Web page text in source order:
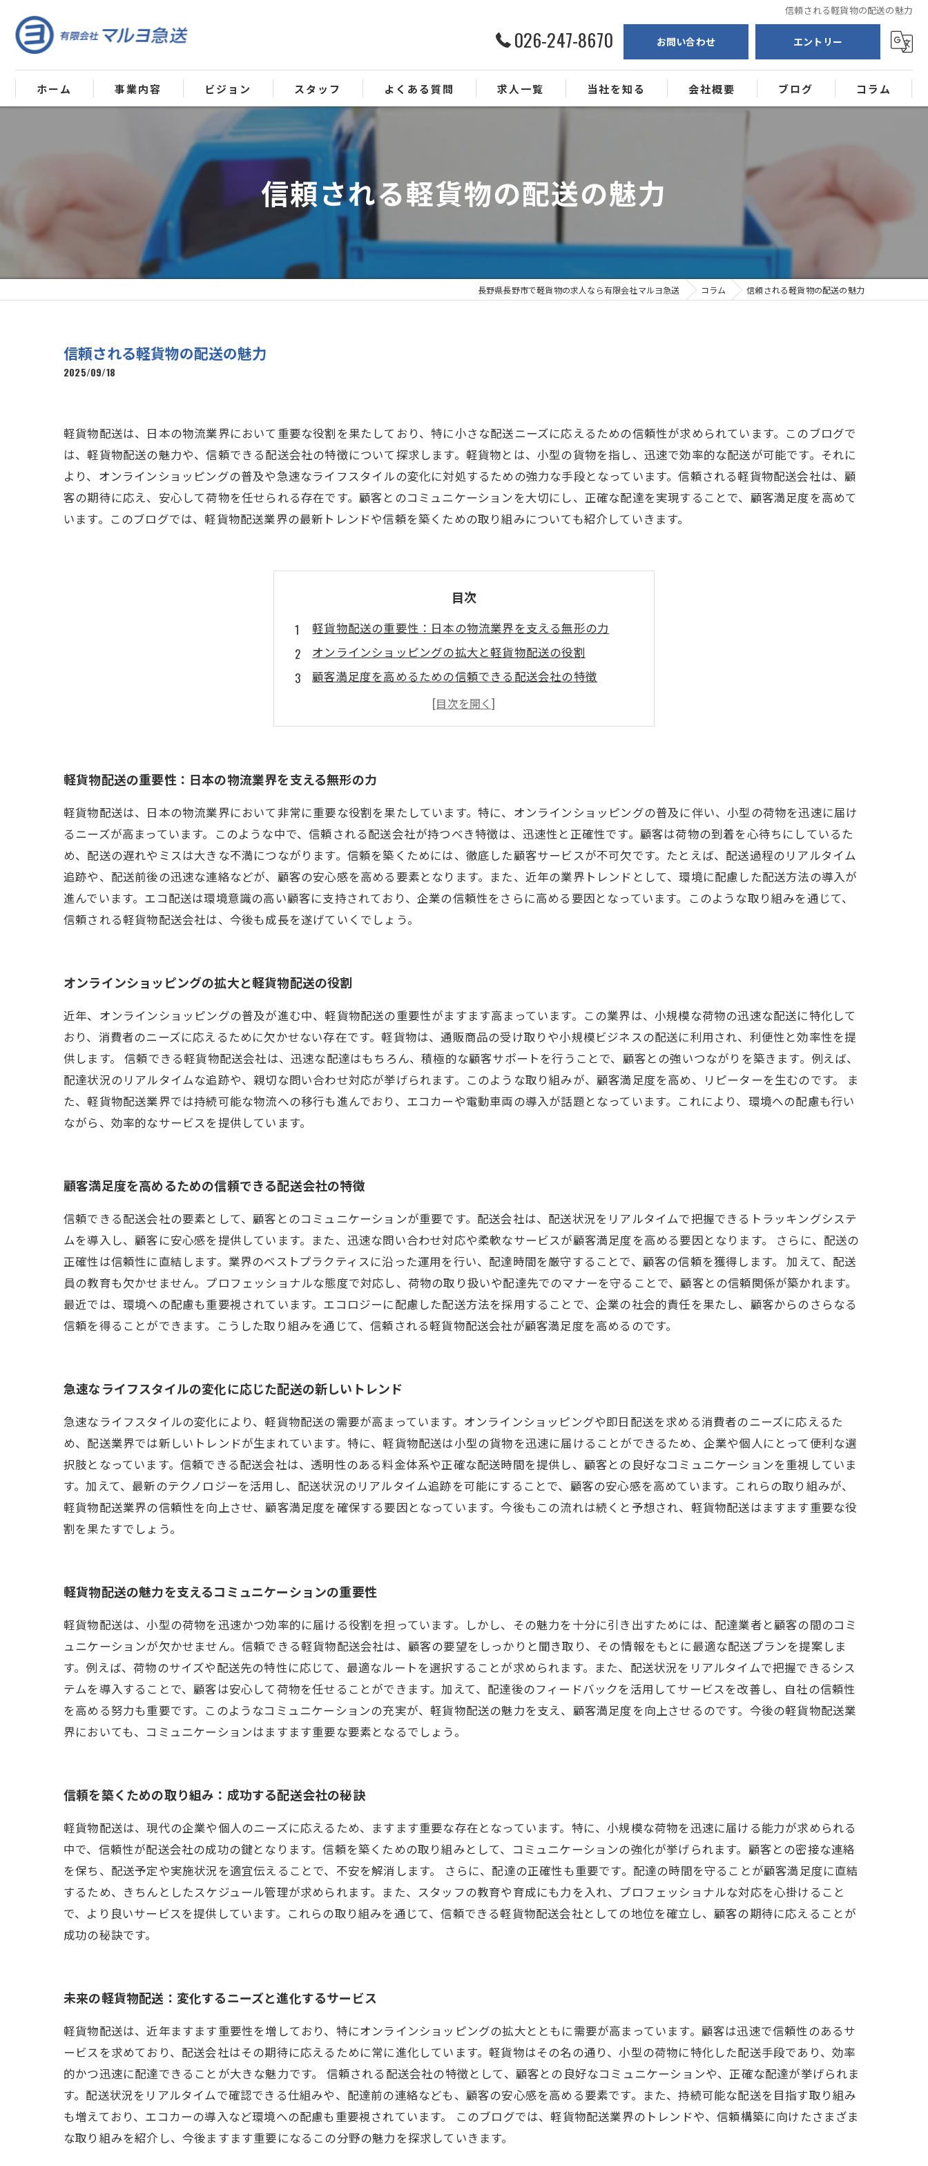
信頼される軽貨物の配送の魅力
026-247-8670 お問い合わせ エントリー
ホーム 事業内容 ビジョン スタッフ よくある質問 求人一覧 当社を知る
業務委託
会社概要 ブログ コラム
信頼される軽貨物の配送の魅力
長野県長野市で軽貨物の求人なら有限会社マルヨ急送 コラム 信頼される軽貨物の配送の魅力
信頼される軽貨物の配送の魅力
2025/09/18
軽貨物配送は、日本の物流業界において重要な役割を果たしており、特に小さな配送ニーズに応えるための信頼性が求められています。このブログで
は、軽貨物配送の魅力や、信頼できる配送会社の特徴について探求します。軽貨物とは、小型の貨物を指し、迅速で効率的な配送が可能です。それに
より、オンラインショッピングの普及や急速なライフスタイルの変化に対処するための強力な手段となっています。信頼される軽貨物配送会社は、顧
客の期待に応え、安心して荷物を任せられる存在です。顧客とのコミュニケーションを大切にし、正確な配達を実現することで、顧客満足度を高めて
います。このブログでは、軽貨物配送業界の最新トレンドや信頼を築くための取り組みについても紹介していきます。
目次
軽貨物配送の重要性：日本の物流業界を支える無形の力
オンラインショッピングの拡大と軽貨物配送の役割
顧客満足度を高めるための信頼できる配送会社の特徴
急速なライフスタイルの変化に応じた配送の新しいトレンド
軽貨物配送の魅力を支えるコミュニケーションの重要性
未来の軽貨物配送：変化するニーズと進化するサービス
軽貨物配送の重要性：日本の物流業界を支える無形の力
軽貨物配送は、日本の物流業界において非常に重要な役割を果たしています。特に、オンラインショッピングの普及に伴い、小型の荷物を迅速に届け
るニーズが高まっています。このような中で、信頼される配送会社が持つべき特徴は、迅速性と正確性です。顧客は荷物の到着を心待ちにしているた
め、配送の遅れやミスは大きな不満につながります。信頼を築くためには、徹底した顧客サービスが不可欠です。たとえば、配送過程のリアルタイム
追跡や、配送前後の迅速な連絡などが、顧客の安心感を高める要素となります。また、近年の業界トレンドとして、環境に配慮した配送方法の導入が
進んでいます。エコ配送は環境意識の高い顧客に支持されており、企業の信頼性をさらに高める要因となっています。このような取り組みを通じて、
信頼される軽貨物配送会社は、今後も成長を遂げていくでしょう。
オンラインショッピングの拡大と軽貨物配送の役割
近年、オンラインショッピングの普及が進む中、軽貨物配送の重要性がますます高まっています。この業界は、小規模な荷物の迅速な配送に特化して
おり、消費者のニーズに応えるために欠かせない存在です。軽貨物は、通販商品の受け取りや小規模ビジネスの配送に利用され、利便性と効率性を提
供します。 信頼できる軽貨物配送会社は、迅速な配達はもちろん、積極的な顧客サポートを行うことで、顧客との強いつながりを築きます。例えば、
配達状況のリアルタイムな追跡や、親切な問い合わせ対応が挙げられます。このような取り組みが、顧客満足度を高め、リピーターを生むのです。 ま
た、軽貨物配送業界では持続可能な物流への移行も進んでおり、エコカーや電動車両の導入が話題となっています。これにより、環境への配慮も行い
ながら、効率的なサービスを提供しています。
顧客満足度を高めるための信頼できる配送会社の特徴
信頼できる配送会社の要素として、顧客とのコミュニケーションが重要です。配送会社は、配送状況をリアルタイムで把握できるトラッキングシステ
ムを導入し、顧客に安心感を提供しています。また、迅速な問い合わせ対応や柔軟なサービスが顧客満足度を高める要因となります。 さらに、配送の
正確性は信頼性に直結します。業界のベストプラクティスに沿った運用を行い、配達時間を厳守することで、顧客の信頼を獲得します。 加えて、配送
員の教育も欠かせません。プロフェッショナルな態度で対応し、荷物の取り扱いや配達先でのマナーを守ることで、顧客との信頼関係が築かれます。
最近では、環境への配慮も重要視されています。エコロジーに配慮した配送方法を採用することで、企業の社会的責任を果たし、顧客からのさらなる
信頼を得ることができます。こうした取り組みを通じて、信頼される軽貨物配送会社が顧客満足度を高めるのです。
急速なライフスタイルの変化に応じた配送の新しいトレンド
急速なライフスタイルの変化により、軽貨物配送の需要が高まっています。オンラインショッピングや即日配送を求める消費者のニーズに応えるた
め、配送業界では新しいトレンドが生まれています。特に、軽貨物配送は小型の貨物を迅速に届けることができるため、企業や個人にとって便利な選
択肢となっています。信頼できる配送会社は、透明性のある料金体系や正確な配送時間を提供し、顧客との良好なコミュニケーションを重視していま
す。加えて、最新のテクノロジーを活用し、配送状況のリアルタイム追跡を可能にすることで、顧客の安心感を高めています。これらの取り組みが、
軽貨物配送業界の信頼性を向上させ、顧客満足度を確保する要因となっています。今後もこの流れは続くと予想され、軽貨物配送はますます重要な役
割を果たすでしょう。
軽貨物配送の魅力を支えるコミュニケーションの重要性
軽貨物配送は、小型の荷物を迅速かつ効率的に届ける役割を担っています。しかし、その魅力を十分に引き出すためには、配達業者と顧客の間のコミ
ュニケーションが欠かせません。信頼できる軽貨物配送会社は、顧客の要望をしっかりと聞き取り、その情報をもとに最適な配送プランを提案しま
す。例えば、荷物のサイズや配送先の特性に応じて、最適なルートを選択することが求められます。また、配送状況をリアルタイムで把握できるシス
テムを導入することで、顧客は安心して荷物を任せることができます。加えて、配達後のフィードバックを活用してサービスを改善し、自社の信頼性
を高める努力も重要です。このようなコミュニケーションの充実が、軽貨物配送の魅力を支え、顧客満足度を向上させるのです。今後の軽貨物配送業
界においても、コミュニケーションはますます重要な要素となるでしょう。
信頼を築くための取り組み：成功する配送会社の秘訣
軽貨物配送は、現代の企業や個人のニーズに応えるため、ますます重要な存在となっています。特に、小規模な荷物を迅速に届ける能力が求められる
中で、信頼性が配送会社の成功の鍵となります。信頼を築くための取り組みとして、コミュニケーションの強化が挙げられます。顧客との密接な連絡
を保ち、配送予定や実施状況を適宜伝えることで、不安を解消します。 さらに、配達の正確性も重要です。配達の時間を守ることが顧客満足度に直結
するため、きちんとしたスケジュール管理が求められます。また、スタッフの教育や育成にも力を入れ、プロフェッショナルな対応を心掛けること
で、より良いサービスを提供しています。これらの取り組みを通じて、信頼できる軽貨物配送会社としての地位を確立し、顧客の期待に応えることが
成功の秘訣です。
未来の軽貨物配送：変化するニーズと進化するサービス
軽貨物配送は、近年ますます重要性を増しており、特にオンラインショッピングの拡大とともに需要が高まっています。顧客は迅速で信頼性のあるサ
ービスを求めており、配送会社はその期待に応えるために常に進化しています。軽貨物はその名の通り、小型の荷物に特化した配送手段であり、効率
的かつ迅速に配達できることが大きな魅力です。 信頼される配送会社の特徴として、顧客との良好なコミュニケーションや、正確な配達が挙げられま
す。配送状況をリアルタイムで確認できる仕組みや、配達前の連絡なども、顧客の安心感を高める要素です。また、持続可能な配送を目指す取り組み
も増えており、エコカーの導入など環境への配慮も重要視されています。 このブログでは、軽貨物配送業界のトレンドや、信頼構築に向けたさまざま
な取り組みを紹介し、今後ますます重要になるこの分野の魅力を探求していきます。